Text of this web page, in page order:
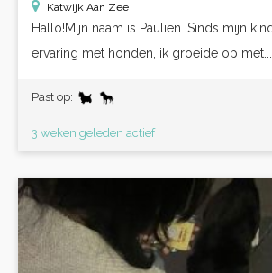
Katwijk Aan Zee
Hallo!Mijn naam is Paulien. Sinds mijn
ervaring met honden, ik groeide op met...
Past op:
3 weken geleden actief